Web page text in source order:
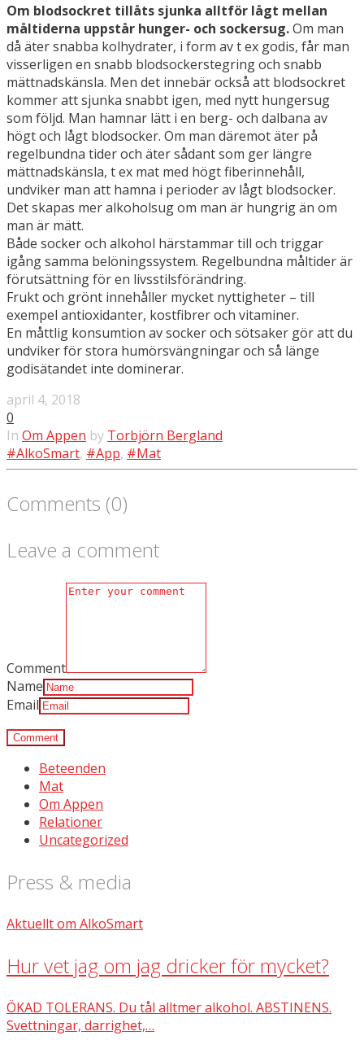
Om blodsockret tillåts sjunka alltför lågt mellan
måltiderna uppstår hunger- och sockersug.Om man
då äter snabba kolhydrater, i form av t ex godis, får man
visserligen en snabb blodsockerstegring och snabb
mättnadskänsla. Men det innebär också att blodsockret
kommer att sjunka snabbt igen, med nytt hungersug
som följd. Man hamnar lätt i en berg- och dalbana av
högt och lågt blodsocker. Om man däremot äter på
regelbundna tider och äter sådant som ger längre
mättnadskänsla, t ex mat med högt fiberinnehåll,
undviker man att hamna i perioder av lågt blodsocker.
Det skapas mer alkoholsug om man är hungrig än om
man är mätt.
Både socker och alkohol härstammar till och triggar
igång samma belöningssystem. Regelbundna måltider är
förutsättning för en livsstilsförändring.
Frukt och grönt innehåller mycket nyttigheter – till
exempel antioxidanter, kostfibrer och vitaminer.
En måttlig konsumtion av socker och sötsaker gör att du
undviker för stora humörsvängningar och så länge
godisätandet inte dominerar.
april 4, 2018
0
In Om Appen by Torbjörn Bergland
#AlkoSmart, #App, #Mat
Comments (0)
Leave a comment
Comment
Name
Email
Beteenden
Mat
Om Appen
Relationer
Uncategorized
Press & media
Aktuellt om AlkoSmart
Hur vet jag om jag dricker för mycket?
ÖKAD TOLERANS. Du tål alltmer alkohol. ABSTINENS.
Svettningar, darrighet,…